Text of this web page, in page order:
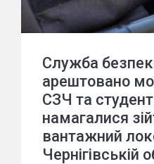
Служба
арештовано
СЗЧ та
намагалися
вантажний
Чернігівській